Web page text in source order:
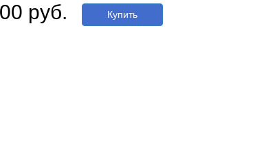
руб. Купить